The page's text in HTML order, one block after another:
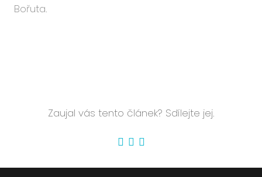
Bořuta.
Zaujal vás tento článek? Sdílejte jej.